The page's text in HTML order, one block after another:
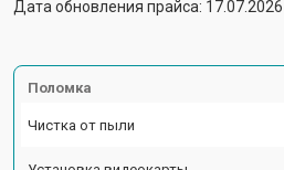
Дата обновления прайса: 17.07.2026
Поломка
Чистка от пыли